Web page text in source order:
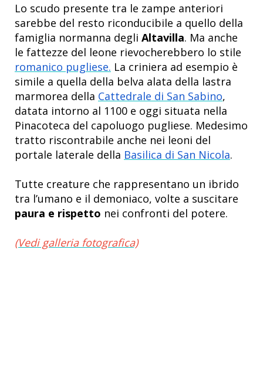
Lo scudo presente tra le zampe anteriori
sarebbe del resto riconducibile a quello della
famiglia normanna degli Altavilla. Ma anche
le fattezze del leone rievocherebbero lo stile
romanico pugliese. La criniera ad esempio è
simile a quella della belva alata della lastra
marmorea della Cattedrale di San Sabino,
datata intorno al 1100 e oggi situata nella
Pinacoteca del capoluogo pugliese. Medesimo
tratto riscontrabile anche nei leoni del
portale laterale della Basilica di San Nicola.
Tutte creature che rappresentano un ibrido
tra l’umano e il demoniaco, volte a suscitare
paura e rispetto nei confronti del potere.
(Vedi galleria fotografica)